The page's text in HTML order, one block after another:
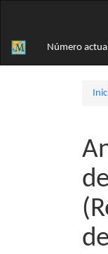
principal
Barra
Número actual